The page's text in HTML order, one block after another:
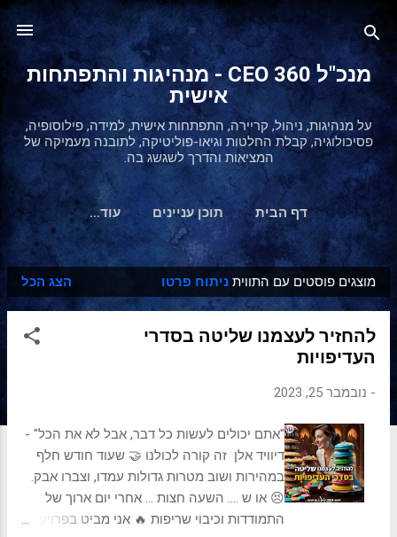
דילוג לתוכן הראשי
מנכ"ל 360 CEO - מנהיגות והתפתחות
אישית
על מנהיגות, ניהול, קריירה, התפתחות אישית, למידה, פילוסופיה,
פסיכולוגיה, קבלת החלטות וגיאו-פוליטיקה, לתובנה מעמיקה של
המציאות והדרך לשגשג בה.
דף הבית תוכן עניינים ‏עוד…
ר
ש
מוצגים פוסטים עם התווית ניתוח פרטו הצג הכל
להחזיר לעצמנו שליטה בסדרי
העדיפויות
- נובמבר 25, 2023
"אתם יכולים לעשות כל דבר, אבל לא את הכל" -
דיוויד אלן זה קורה לכולנו 🤝 שעוד חודש חלף
במהירות ושוב מטרות גדולות עמדו, וצברו אבק.
😣️ או ש .... השעה חצות ... אחרי יום ארוך של
התמודדות וכיבוי שריפות 🔥 אני מביט בפרויקט